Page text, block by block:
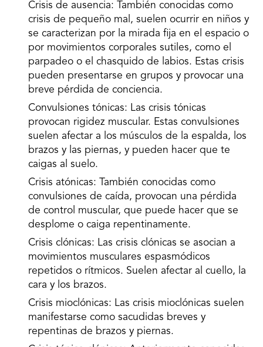
Crisis de ausencia: También conocidas como
crisis de pequeño mal, suelen ocurrir en niños y
se caracterizan por la mirada fija en el espacio o
por movimientos corporales sutiles, como el
parpadeo o el chasquido de labios. Estas crisis
pueden presentarse en grupos y provocar una
breve pérdida de conciencia.
Convulsiones tónicas: Las crisis tónicas
provocan rigidez muscular. Estas convulsiones
suelen afectar a los músculos de la espalda, los
brazos y las piernas, y pueden hacer que te
caigas al suelo.
Crisis atónicas: También conocidas como
convulsiones de caída, provocan una pérdida
de control muscular, que puede hacer que se
desplome o caiga repentinamente.
Crisis clónicas: Las crisis clónicas se asocian a
movimientos musculares espasmódicos
repetidos o rítmicos. Suelen afectar al cuello, la
cara y los brazos.
Crisis mioclónicas: Las crisis mioclónicas suelen
manifestarse como sacudidas breves y
repentinas de brazos y piernas.